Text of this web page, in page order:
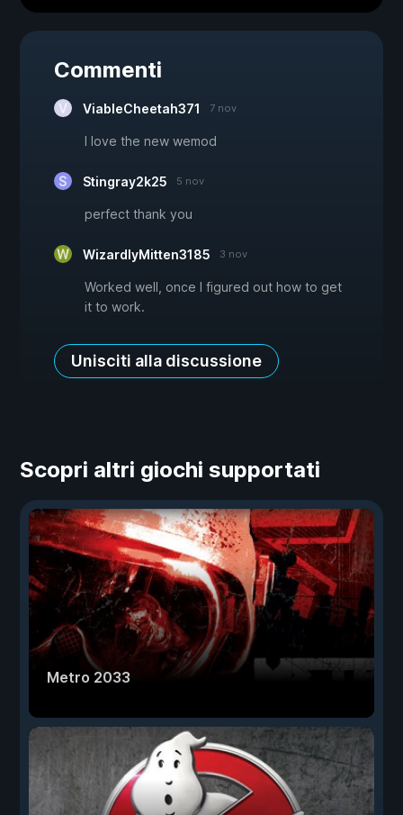
Commenti
ViableCheetah371 7 nov
I love the new wemod
Stingray2k25 5 nov
perfect thank you
WizardlyMitten3185 3 nov
Worked well, once I figured out how to get
it to work.
Unisciti alla discussione
Scopri altri giochi supportati
Metro 2033